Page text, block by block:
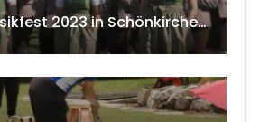
Bezirksmusikfest 2023 in Schönkirchen-Reyersdorf